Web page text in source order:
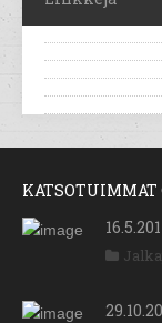
KATSOTUIMMAT